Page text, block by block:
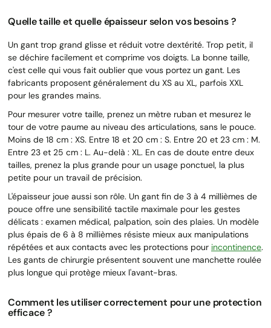
Quelle taille et quelle épaisseur selon vos besoins ?
Un gant trop grand glisse et réduit votre dextérité. Trop petit, il
se déchire facilement et comprime vos doigts. La bonne taille,
c'est celle qui vous fait oublier que vous portez un gant. Les
fabricants proposent généralement du XS au XL, parfois XXL
pour les grandes mains.
Pour mesurer votre taille, prenez un mètre ruban et mesurez le
tour de votre paume au niveau des articulations, sans le pouce.
Moins de 18 cm : XS. Entre 18 et 20 cm : S. Entre 20 et 23 cm : M.
Entre 23 et 25 cm : L. Au-delà : XL. En cas de doute entre deux
tailles, prenez la plus grande pour un usage ponctuel, la plus
petite pour un travail de précision.
L'épaisseur joue aussi son rôle. Un gant fin de 3 à 4 millièmes de
pouce offre une sensibilité tactile maximale pour les gestes
délicats : examen médical, palpation, soin des plaies. Un modèle
plus épais de 6 à 8 millièmes résiste mieux aux manipulations
répétées et aux contacts avec les protections pour incontinence.
Les gants de chirurgie présentent souvent une manchette roulée
plus longue qui protège mieux l'avant-bras.
Comment les utiliser correctement pour une protection
efficace ?